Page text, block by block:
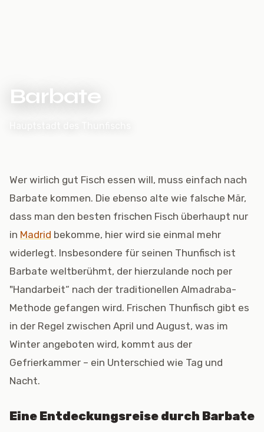
Barbate
Wer wirlich gut Fisch essen will, muss einfach nach
Barbate kommen. Die ebenso alte wie falsche Mär,
dass man den besten frischen Fisch überhaupt nur
in Madrid bekomme, hier wird sie einmal mehr
widerlegt. Insbesondere für seinen Thunfisch ist
Barbate weltberühmt, der hierzulande noch per
"Handarbeit“ nach der traditionellen Almadraba-
Methode gefangen wird. Frischen Thunfisch gibt es
in der Regel zwischen April und August, was im
Winter angeboten wird, kommt aus der
Gefrierkammer – ein Unterschied wie Tag und
Nacht.
Eine Entdeckungsreise durch Barbate